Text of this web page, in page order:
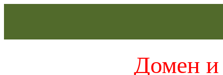
Домен и